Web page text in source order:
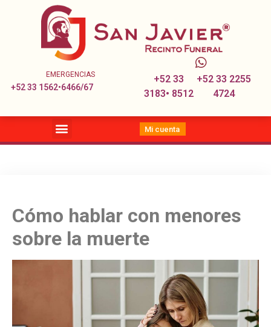
EMERGENCIAS
+52 33 1562•6466/67
+52 33
3183• 8512
+52 33 2255
4724
Mi cuenta
Cómo hablar con menores
sobre la muerte